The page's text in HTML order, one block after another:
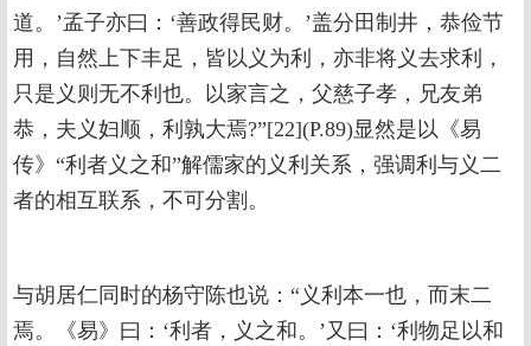
道。’孟子亦曰：‘善政得民财。’盖分田制井，恭俭节
用，自然上下丰足，皆以义为利，亦非将义去求利，
只是义则无不利也。以家言之，父慈子孝，兄友弟
恭，夫义妇顺，利孰大焉?”[22](P.89)显然是以《易
传》“利者义之和”解儒家的义利关系，强调利与义二
者的相互联系，不可分割。
与胡居仁同时的杨守陈也说：“义利本一也，而末二
焉。《易》曰：‘利者，义之和。’又曰：‘利物足以和